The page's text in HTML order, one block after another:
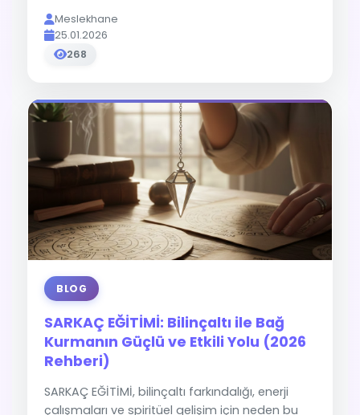
Meslekhane
25.01.2026
268
BLOG
SARKAÇ EĞİTİMİ: Bilinçaltı ile Bağ
Kurmanın Güçlü ve Etkili Yolu (2026
Rehberi)
SARKAÇ EĞİTİMİ, bilinçaltı farkındalığı, enerji
çalışmaları ve spiritüel gelişim için neden bu